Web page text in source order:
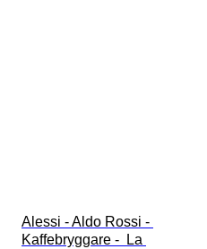
Alessi - Aldo Rossi -
Kaffebryggare -  La